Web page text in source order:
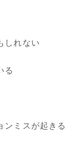
しれない
る
ンミスが起きる